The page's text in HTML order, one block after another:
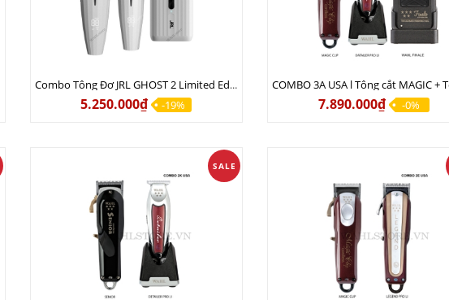
Combo Tông Đơ JRL GHOST 2 Limited Edition Chính Hãng USA
5.250.000₫ -19% 7.890.000₫ -0%
SALE